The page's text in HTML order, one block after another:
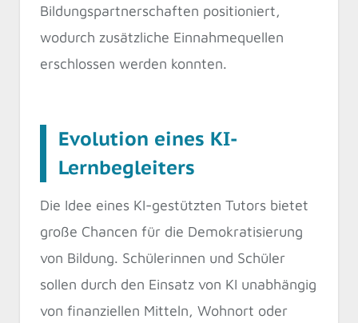
Bildungspartnerschaften positioniert,
wodurch zusätzliche Einnahmequellen
erschlossen werden konnten.
Evolution eines KI-
Lernbegleiters
Die Idee eines KI-gestützten Tutors bietet
große Chancen für die Demokratisierung
von Bildung. Schülerinnen und Schüler
sollen durch den Einsatz von KI unabhängig
von finanziellen Mitteln, Wohnort oder